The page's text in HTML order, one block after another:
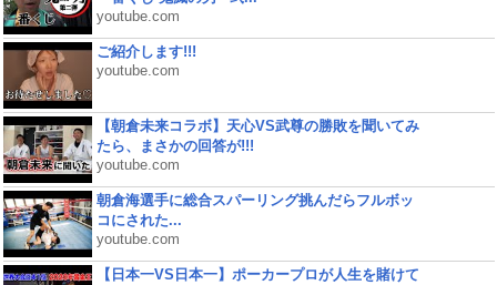
youtube.com
ご紹介します!!!
youtube.com
【朝倉未来コラボ】天心VS武尊の勝敗を聞いてみ
たら、まさかの回答が!!!
youtube.com
朝倉海選手に総合スパーリング挑んだらフルボッ
コにされた...
youtube.com
【日本一VS日本一】ポーカープロが人生を賭けて